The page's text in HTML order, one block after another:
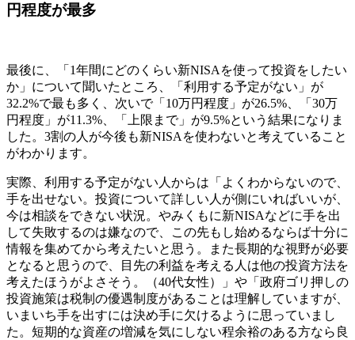
円程度が最多
最後に、「1年間にどのくらい新NISAを使って投資をしたい
か」について聞いたところ、「利用する予定がない」が
32.2%で最も多く、次いで「10万円程度」が26.5%、「30万
円程度」が11.3%、「上限まで」が9.5%という結果になりま
した。3割の人が今後も新NISAを使わないと考えていること
がわかります。
実際、利用する予定がない人からは「よくわからないので、
手を出せない。投資について詳しい人が側にいればいいが、
今は相談をできない状況。やみくもに新NISAなどに手を出
して失敗するのは嫌なので、この先もし始めるならば十分に
情報を集めてから考えたいと思う。また長期的な視野が必要
となると思うので、目先の利益を考える人は他の投資方法を
考えたほうがよさそう。（40代女性）」や「政府ゴリ押しの
投資施策は税制の優遇制度があることは理解していますが、
いまいち手を出すには決め手に欠けるように思っていまし
た。短期的な資産の増減を気にしない程余裕のある方なら良